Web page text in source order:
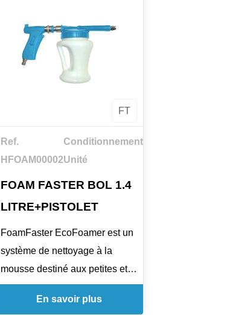
outillages, pur ou dilué selon le
besoin. L'application peut se
faire par pulvérisation,
trempage ou brossage, avec
FT
Ref.
HFOAM00002
Conditionnement
Unité
FOAM FASTER BOL 1.4
LITRE+PISTOLET
FoamFaster EcoFoamer est un
système de nettoyage à la
mousse destiné aux petites et
moyennes surfaces. Il permet
de nettoyer et désinfecter
En savoir plus